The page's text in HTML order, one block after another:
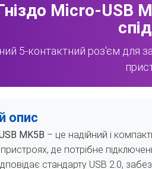
Micro-USB
5-контактний роз'єм для
опис
MK5B – це надійний і
де потрібне
стандарту USB 2.0,